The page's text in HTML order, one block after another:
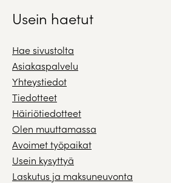
Usein haetut
Hae sivustolta
Asiakaspalvelu
Yhteystiedot
Tiedotteet
Häiriötiedotteet
Olen muuttamassa
Avoimet työpaikat
Usein kysyttyä
Laskutus ja maksuneuvonta